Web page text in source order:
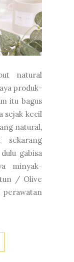
natural
produk-
itu bagus
sejak kecil
natural,
sekarang
gabisa
minyak-
/ Olive